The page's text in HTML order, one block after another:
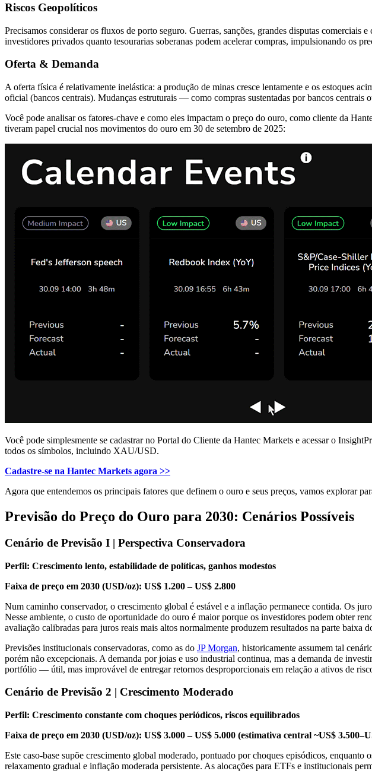
Riscos Geopolíticos
Precisamos considerar os fluxos de porto seguro. Guerras, sanções, grandes disputas comerciais
investidores privados quanto tesourarias soberanas podem acelerar compras, impulsionando os
Oferta & Demanda
A oferta física é relativamente inelástica: a produção de minas cresce lentamente e os estoques
oficial (bancos centrais). Mudanças estruturais — como compras sustentadas por bancos
Você pode analisar os fatores-chave e como eles impactam o preço do ouro, como cliente da
tiveram papel crucial nos movimentos do ouro em 30 de setembro de 2025:
Você pode simplesmente se cadastrar no Portal do Cliente da Hantec Markets e acessar o
todos os símbolos, incluindo XAU/USD.
Cadastre-se na Hantec Markets agora >>
Agora que entendemos os principais fatores que definem o ouro e seus preços, vamos explorar
Previsão do Preço do Ouro para 2030: Cenários Possíveis
Cenário de Previsão I | Perspectiva Conservadora
Perfil: Crescimento lento, estabilidade de políticas, ganhos modestos
Faixa de preço em 2030 (USD/oz): US$ 1.200 – US$ 2.800
Num caminho conservador, o crescimento global é estável e a inflação permanece contida. Os
Nesse ambiente, o custo de oportunidade do ouro é maior porque os investidores podem obter
avaliação calibradas para juros reais mais altos normalmente produzem resultados na parte baixa
Previsões institucionais conservadoras, como as do JP Morgan, historicamente assumem tal
porém não excepcionais. A demanda por joias e uso industrial continua, mas a demanda de
portfólio — útil, mas improvável de entregar retornos desproporcionais em relação a ativos de
Cenário de Previsão 2 | Crescimento Moderado
Perfil: Crescimento constante com choques periódicos, riscos equilibrados
Faixa de preço em 2030 (USD/oz): US$ 3.000 – US$ 5.000 (estimativa central ~US$
Este caso-base supõe crescimento global moderado, pontuado por choques episódicos,
relaxamento gradual e inflação moderada persistente. As alocações para ETFs e institucionais